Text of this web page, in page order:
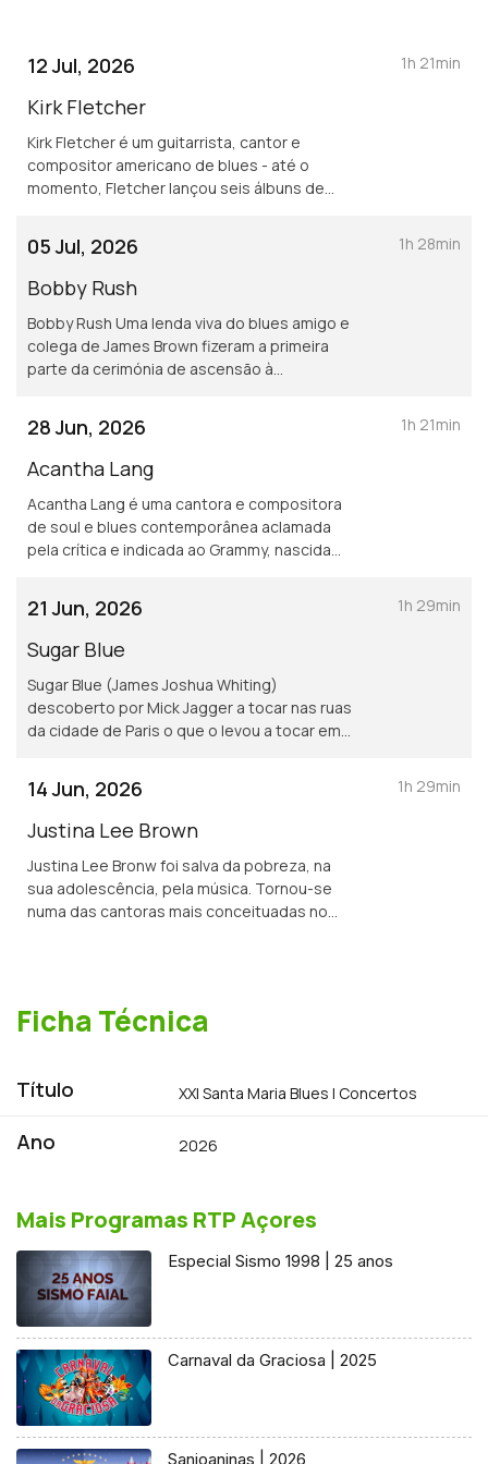
12 Jul, 2026
Kirk Fletcher
Kirk Fletcher é um guitarrista, cantor e
compositor americano de blues - até o
momento, Fletcher lançou seis álbuns de
Thunderbirds e Mannish Boys, e prestou
acompanhamento musical a artistas como
Joe Bonamassa e Eros Ramazzotti. Fletcher
foi indicado a quatro prêmios Blues Music
Awards e também foi indicado ao British
Blues Awards Assista à sua prestação no
1h 21min
05 Jul, 2026
Bobby Rush
Bobby Rush Uma lenda viva do blues amigo e
colega de James Brown fizeram a primeira
parte da cerimónia de ascensão à
Maria Blues.
1h 28min
28 Jun, 2026
Acantha Lang
Acantha Lang é uma cantora e compositora
de soul e blues contemporânea aclamada
pela crítica e indicada ao Grammy, nascida
Conhecida por sua voz poderosa e rica em
nuances, fortemente inspirada por lendas
como Aretha Franklin e Nina Simone a não
perder a sua prestação no Santa Maria
Blues.
1h 21min
21 Jun, 2026
Sugar Blue
Sugar Blue (James Joshua Whiting)
descoberto por Mick Jagger a tocar nas ruas
da cidade de Paris o que o levou a tocar em
1978, aos 75 anos de idade passou pelo
Santa Maria Blues.
1h 29min
14 Jun, 2026
Justina Lee Brown
Justina Lee Bronw foi salva da pobreza, na
sua adolescência, pela música. Tornou-se
numa das cantoras mais conceituadas no
concerto cheio de emoção a não perder.
1h 29min
Ficha Técnica
Título XXI Santa Maria Blues | Concertos
Ano 2026
Mais Programas RTP Açores
Especial Sismo 1998 | 25 anos
Carnaval da Graciosa | 2025
Sanjoaninas | 2026